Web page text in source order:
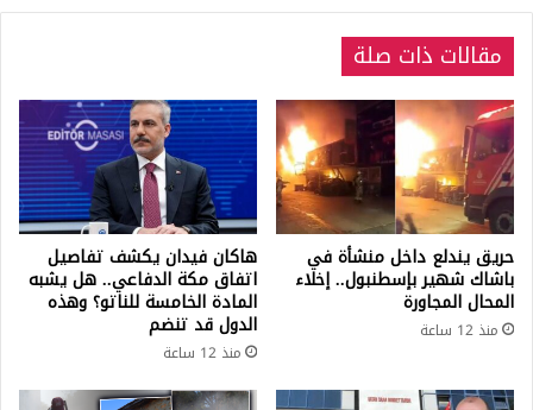
مقالات ذات صلة
حريق يندلع داخل منشأة في
باشاك شهير بإسطنبول.. إخلاء
المحال المجاورة
منذ 12 ساعة
هاكان فيدان يكشف تفاصيل
اتفاق مكة الدفاعي.. هل يشبه
المادة الخامسة للناتو؟ وهذه
الدول قد تنضم
منذ 12 ساعة